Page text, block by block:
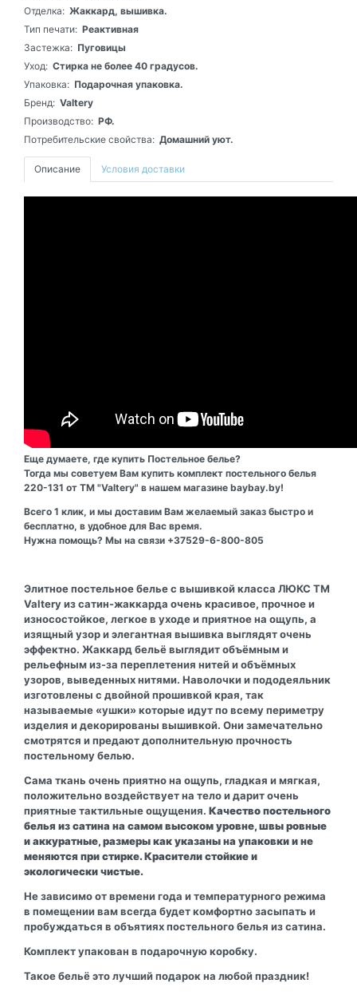
Отделка: Жаккард, вышивка.
Тип печати: Реактивная
Застежка: Пуговицы
Уход: Стирка не более 40 градусов.
Упаковка: Подарочная упаковка.
Бренд: Valtery
Производство: РФ.
Потребительские свойства: Домашний уют.
Описание Условия доставки
Еще думаете, где купить Постельное белье?
Тогда мы советуем Вам купить комплект постельного белья
220-131 от ТМ "Valtery" в нашем магазине baybay.by!
Всего 1 клик, и мы доставим Вам желаемый заказ быстро и
бесплатно, в удобное для Вас время.
Нужна помощь? Мы на связи +37529-6-800-805
Элитное постельное белье с вышивкой класса ЛЮКС ТМ
Valtery из сатин-жаккарда очень красивое, прочное и
износостойкое, легкое в уходе и приятное на ощупь, а
изящный узор и элегантная вышивка выглядят очень
эффектно. Жаккард бельё выглядит объёмным и
рельефным из-за переплетения нитей и объёмных
узоров, выведенных нитями. Наволочки и пододеяльник
изготовлены с двойной прошивкой края, так
называемые «ушки» которые идут по всему периметру
изделия и декорированы вышивкой. Они замечательно
смотрятся и предают дополнительную прочность
постельному белью.
Сама ткань очень приятно на ощупь, гладкая и мягкая,
положительно воздействует на тело и дарит очень
приятные тактильные ощущения. Качество постельного
белья из сатина на самом высоком уровне, швы ровные
и аккуратные, размеры как указаны на упаковки и не
меняются при стирке. Красители стойкие и
экологически чистые.
Не зависимо от времени года и температурного режима
в помещении вам всегда будет комфортно засыпать и
пробуждаться в объятиях постельного белья из сатина.
Комплект упакован в подарочную коробку.
Такое бельё это лучший подарок на любой праздник!